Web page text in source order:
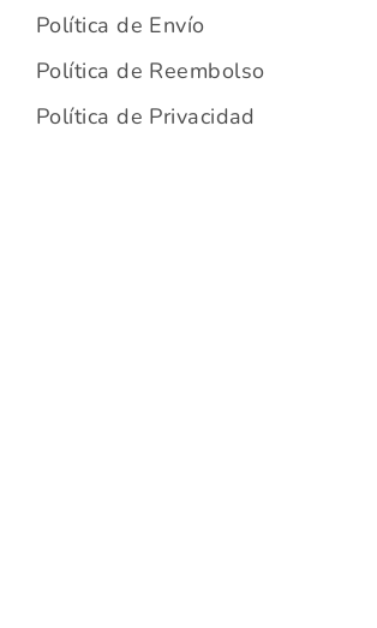
Política de Envío
Política de Reembolso
Política de Privacidad